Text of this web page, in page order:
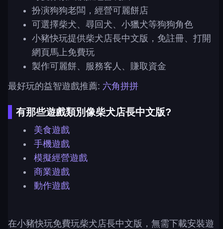
扮演狗狗老闆，經營可麗餅店
可選擇柴犬、尋回犬、小獵犬等狗狗角色
小豬快玩提供柴犬店長中文版，免註冊、打開
網頁馬上免費玩
製作可麗餅、服務客人、賺取資金
最好玩的益智遊戲推薦: 六角拼拼
有那些遊戲類別像柴犬店長中文版?
美食遊戲
手機遊戲
模擬經營遊戲
商業遊戲
動作遊戲
在小豬快玩免費玩柴犬店長中文版，無需下載安裝遊